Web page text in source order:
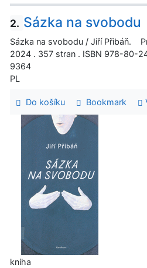
2. Sázka na svobodu
Sázka na svobodu / Jiří Přibáň.
2024 . 357 stran . ISBN 978-80-
9364
PL
Do košíku Bookmark
kniha